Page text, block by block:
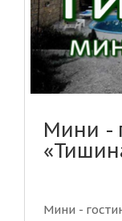
Мини -
Мини -